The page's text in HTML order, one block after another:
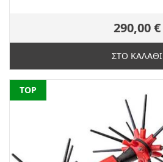
290,00 €
ΣΤΟ ΚΑΛΑΘΙ
NEW
TOP